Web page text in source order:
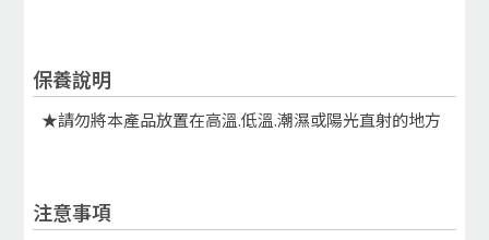
保養說明
★請勿將本產品放置在高溫.低溫.潮濕或陽光直射的地方
注意事項